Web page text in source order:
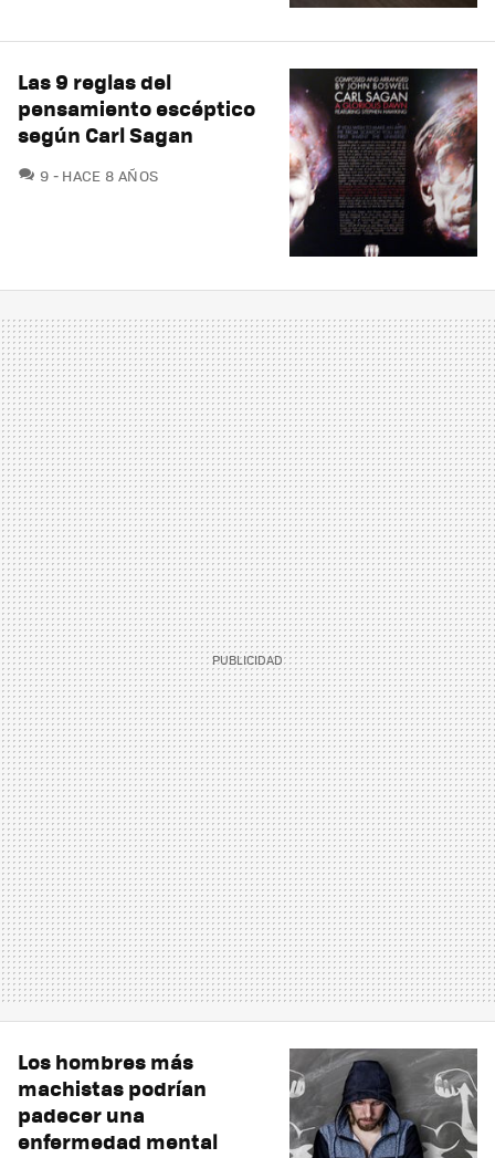
Las 9 reglas del
pensamiento escéptico
según Carl Sagan
9 COMENTARIOS
HACE 8 AÑOS
Los hombres más
machistas podrían
padecer una
enfermedad mental